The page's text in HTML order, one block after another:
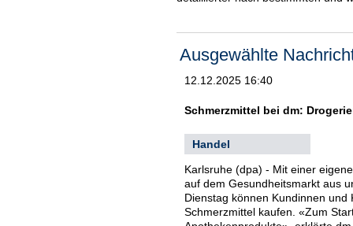
Ausgewählte
12.12.2025 16:40
Schmerzmittel bei dm:
Handel
Karlsruhe (dpa) - Mit einer
auf dem Gesundheitsmarkt aus
Dienstag können Kundinnen
Schmerzmittel kaufen. «Zum